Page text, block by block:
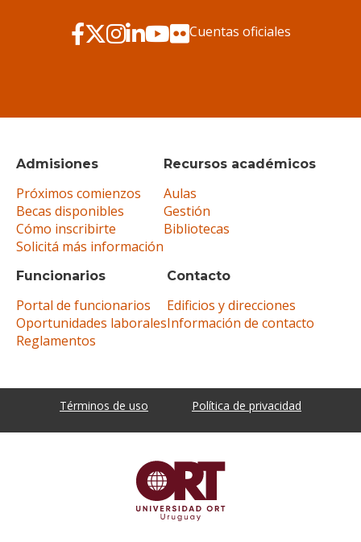
Admisiones
Próximos comienzos
Becas disponibles
Cómo inscribirte
Solicitá más información
Recursos académicos
Aulas
Gestión
Bibliotecas
Funcionarios
Portal de funcionarios
Oportunidades laborales
Reglamentos
Contacto
Edificios y direcciones
Información de contacto
Cuentas oficiales
Términos de uso Política de privacidad